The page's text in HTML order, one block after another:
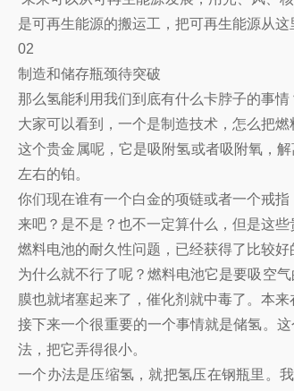
是可再生能源的搬运工，把可再生能源从这
02
制造和储存瓶颈待突破
那么氢能利用我们到底有什么卡脖子的事
大家可以看到，一个是制造技术，怎么把
这个贵金属呢，它是吸附氢或者吸附氧，
左右的铂。
你们现在谁有一个白金的项链或者一个戒
来吧？是不是？也不一定算什么，但是这
燃料电池的耐久性问题，已经获得了比较
为什么就不行了呢？燃料电池它是要吸空
膜也就堵塞起来了，催化剂就中毒了。本
接下来一个很重要的一个事情就是储氢。
法，把它弄得很小。
一个办法是压缩氢，就把氢压在钢瓶里。